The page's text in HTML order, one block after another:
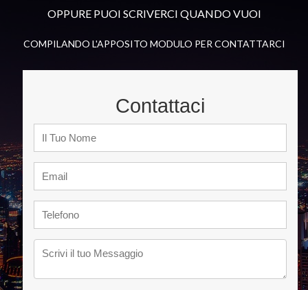
OPPURE PUOI SCRIVERCI QUANDO VUOI
COMPILANDO L'APPOSITO MODULO PER CONTATTARCI
Contattaci